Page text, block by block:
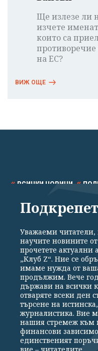
Ще излезе ли
изчете
които са
противоречие
на ЕС?
ВИЖ ОЩЕ
ВСИЧКИ НОВИНИ
СПОРТ КУЛТУРА
Общи условия
Реклама
Екип
Издател на www.clubz.bg е
Уважаеми читатели,
научите новините
прочетете
„Клуб Z“. Ние се
имаме нужда от
продължим. Вече
държави на всички
отваряте всеки ден
търсене на
журналистика. Вие
нашия стремеж към
финансови
единственият